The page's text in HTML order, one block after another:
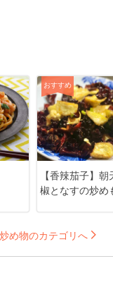
おすすめ
【香辣茄子】朝
椒となすの炒め
炒め物のカテゴリへ